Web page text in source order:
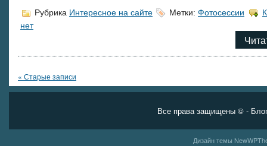
Рубрика Интересное на сайте Метки: Фотосессии
нет
« Старые записи
Все права защищены © -
Дизайн темы